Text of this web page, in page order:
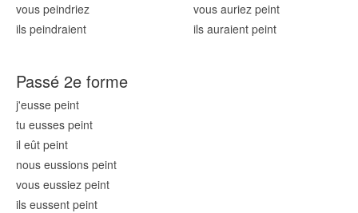
vous peindriez
ils peindraient
vous auriez peint
ils auraient peint
Passé 2e forme
j'eusse peint
tu eusses peint
il eût peint
nous eussions peint
vous eussiez peint
ils eussent peint